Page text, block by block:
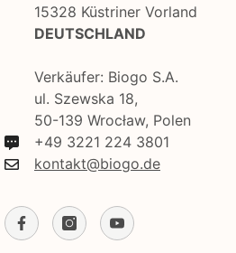
15328 Küstriner Vorland
DEUTSCHLAND
Verkäufer: Biogo S.A.
ul. Szewska 18,
50-139 Wrocław, Polen
+49 3221 224 3801
kontakt@biogo.de